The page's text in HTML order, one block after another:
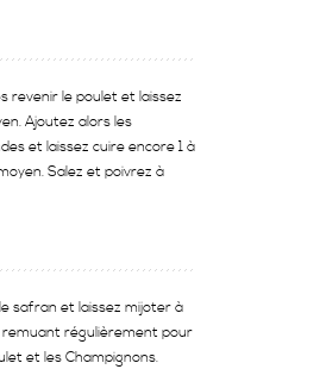
revenir le poulet et laissez
Ajoutez alors les
et laissez cuire encore 1 à
Salez et poivrez à
safran et laissez mijoter à
remuant régulièrement pour
et les Champignons.